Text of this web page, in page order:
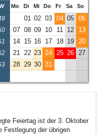
Mo Di Mi Do Fr Sa So
01 02 03 04 05 06
07 08 09 10 11 12 13
14 15 16 17 18 19 20
21 22 23 24 25 26 27
28 29 30 31
Feiertag ist der 3. Oktober
Festlegung der übrigen